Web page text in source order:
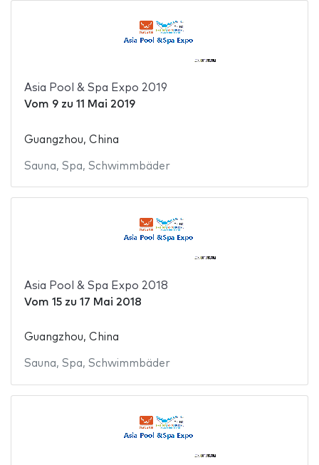
Asia Pool & Spa Expo 2019
Vom 9zu 11 Mai 2019
Guangzhou, China
Sauna, Spa, Schwimmbäder
Asia Pool & Spa Expo 2018
Vom 15zu 17 Mai 2018
Guangzhou, China
Sauna, Spa, Schwimmbäder